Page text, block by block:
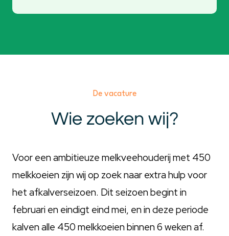
De vacature
Wie zoeken wij?
Voor een ambitieuze melkveehouderij met 450
melkkoeien zijn wij op zoek naar extra hulp voor
het afkalverseizoen. Dit seizoen begint in
februari en eindigt eind mei, en in deze periode
kalven alle 450 melkkoeien binnen 6 weken af.